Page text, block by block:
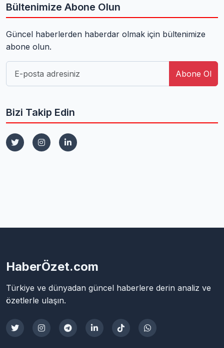
Bültenimize Abone Olun
Güncel haberlerden haberdar olmak için bültenimize
abone olun.
Abone Ol
Bizi Takip Edin
HaberÖzet.com
Türkiye ve dünyadan güncel haberlere derin analiz ve
özetlerle ulaşın.